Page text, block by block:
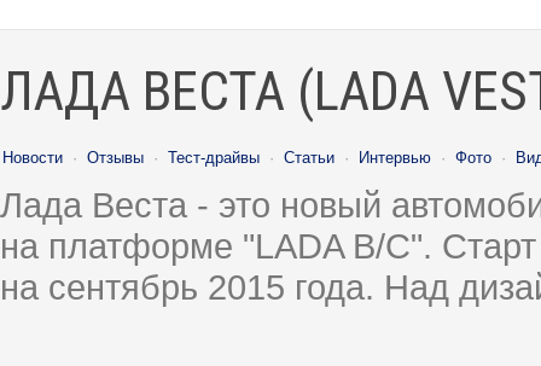
ЛАДА ВЕСТА (LADA
Новости · Отзывы · Тест-драйвы · Статьи · Интервью · Фото ·
Лада Веста - это новый
на платформе "LADA B/C".
на сентябрь 2015 года. Над